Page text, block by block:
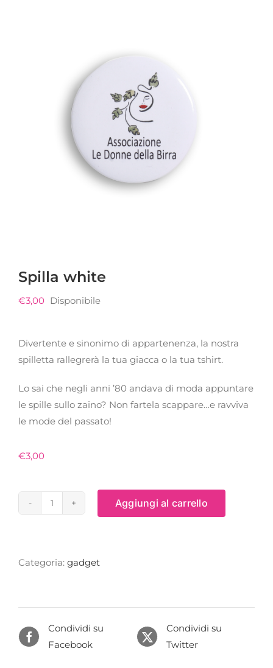
Spilla white
€3,00 Disponibile
Divertente e sinonimo di appartenenza, la nostra
spilletta rallegrerà la tua giacca o la tua tshirt.
Lo sai che negli anni ’80 andava di moda appuntare
le spille sullo zaino? Non fartela scappare…e ravviva
le mode del passato!
€3,00
Aggiungi al carrello
Categoria: gadget
Condividi su
Facebook
Condividi su
Twitter